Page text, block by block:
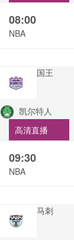
08:00
NBA
国王
凯尔特人
高清直播
09:30
NBA
马刺